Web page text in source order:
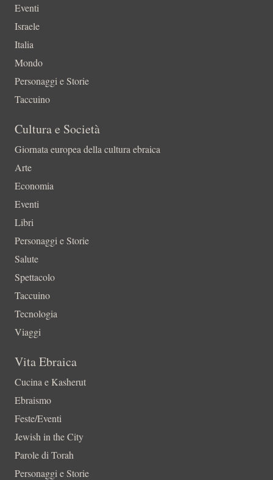
Eventi
Israele
Italia
Mondo
Personaggi e Storie
Taccuino
Cultura e Società
Giornata europea della cultura ebraica
Arte
Economia
Eventi
Libri
Personaggi e Storie
Salute
Spettacolo
Taccuino
Tecnologia
Viaggi
Vita Ebraica
Cucina e Kasherut
Ebraismo
Feste/Eventi
Jewish in the City
Parole di Torah
Personaggi e Storie